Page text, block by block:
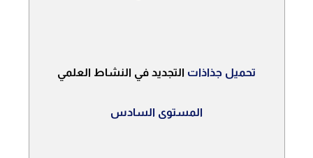
تحميل جذاذات التجديد في النشاط العلمي
المستوى السادس